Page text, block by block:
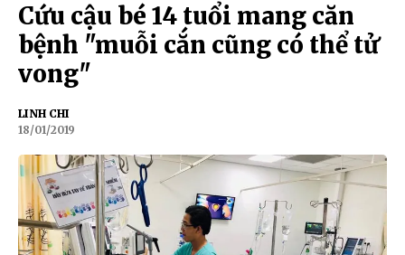
Cứu cậu bé 14 tuổi mang căn
bệnh "muỗi cắn cũng có thể tử
vong"
LINH CHI
18/01/2019